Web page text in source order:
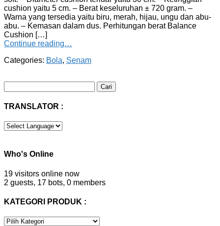
cushion yaitu 5 cm. – Berat keseluruhan ± 720 gram. –
Warna yang tersedia yaitu biru, merah, hijau, ungu dan abu-
abu. – Kemasan dalam dus. Perhitungan berat Balance
Cushion […]
Continue reading…
Categories: Bola, Senam
untuk:
TRANSLATOR :
Who's Online
19 visitors online now
2 guests, 17 bots, 0 members
KATEGORI PRODUK :
KATEGORI